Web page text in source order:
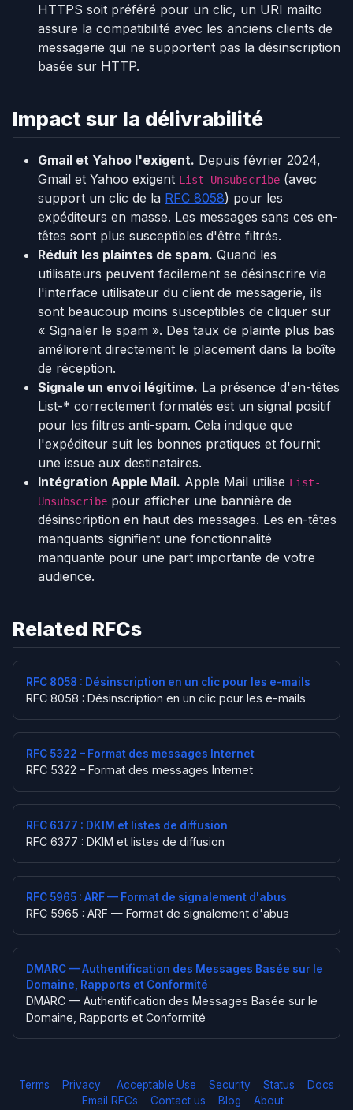
HTTPS soit préféré pour un clic, un URI mailto
assure la compatibilité avec les anciens clients de
messagerie qui ne supportent pas la désinscription
basée sur HTTP.
Impact sur la délivrabilité
Gmail et Yahoo l'exigent. Depuis février 2024,
Gmail et Yahoo exigent List-Unsubscribe (avec
support un clic de la RFC 8058) pour les
expéditeurs en masse. Les messages sans ces en-
têtes sont plus susceptibles d'être filtrés.
Réduit les plaintes de spam. Quand les
utilisateurs peuvent facilement se désinscrire via
l'interface utilisateur du client de messagerie, ils
sont beaucoup moins susceptibles de cliquer sur
« Signaler le spam ». Des taux de plainte plus bas
améliorent directement le placement dans la boîte
de réception.
Signale un envoi légitime. La présence d'en-têtes
List-* correctement formatés est un signal positif
pour les filtres anti-spam. Cela indique que
l'expéditeur suit les bonnes pratiques et fournit
une issue aux destinataires.
Intégration Apple Mail. Apple Mail utilise List-
Unsubscribe pour afficher une bannière de
désinscription en haut des messages. Les en-têtes
manquants signifient une fonctionnalité
manquante pour une part importante de votre
audience.
Related RFCs
RFC 8058 : Désinscription en un clic pour les e-mails
RFC 8058 : Désinscription en un clic pour les e-mails
RFC 5322 – Format des messages Internet
RFC 5322 – Format des messages Internet
RFC 6377 : DKIM et listes de diffusion
RFC 6377 : DKIM et listes de diffusion
RFC 5965 : ARF — Format de signalement d'abus
RFC 5965 : ARF — Format de signalement d'abus
DMARC — Authentification des Messages Basée sur le
Domaine, Rapports et Conformité
DMARC — Authentification des Messages Basée sur le
Domaine, Rapports et Conformité
Terms Privacy Acceptable Use Security Status
Docs
Email RFCs
Contact us Blog About